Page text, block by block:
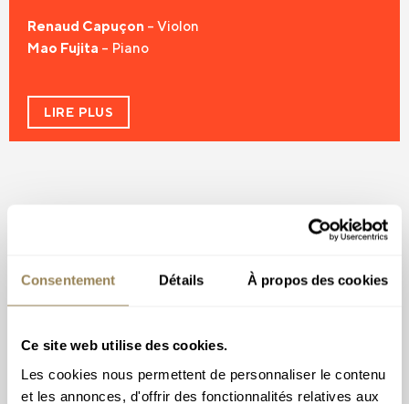
Consentement Détails À propos des cookies
Ce site web utilise des cookies.
Les cookies nous permettent de personnaliser le contenu
et les annonces, d'offrir des fonctionnalités relatives aux
Renaud Capuçon – Violon
Mao Fujita – Piano
LIRE PLUS